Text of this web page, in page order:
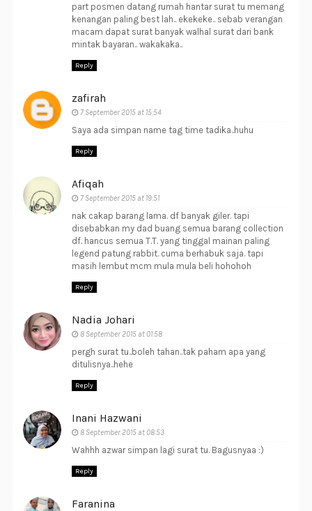
part posmen datang rumah hantar surat tu memang
kenangan paling best lah.. ekekeke.. sebab verangan
macam dapat surat banyak walhal surat dari bank
mintak bayaran.. wakakaka..
Reply
zafirah
7 September 2015 at 15:54
Saya ada simpan name tag time tadika..huhu
Reply
Afiqah
7 September 2015 at 19:51
nak cakap barang lama. df banyak giler. tapi
disebabkan my dad buang semua barang collection
df. hancus semua T.T. yang tinggal mainan paling
legend patung rabbit. cuma berhabuk saja. tapi
masih lembut mcm mula mula beli hohohoh
Reply
Nadia Johari
8 September 2015 at 01:58
pergh surat tu..boleh tahan..tak paham apa yang
ditulisnya..hehe
Reply
Inani Hazwani
8 September 2015 at 08:53
Wahhh azwar simpan lagi surat tu. Bagusnyaa :)
Reply
Faranina